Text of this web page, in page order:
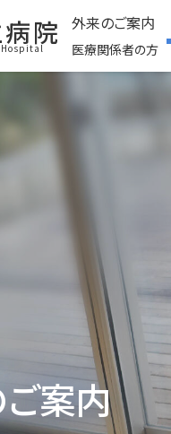
院 外来のご案内
外来のご案内
外来受診
看護外来
expand_circle_right お役立ち情報
医療関係者の方
案内